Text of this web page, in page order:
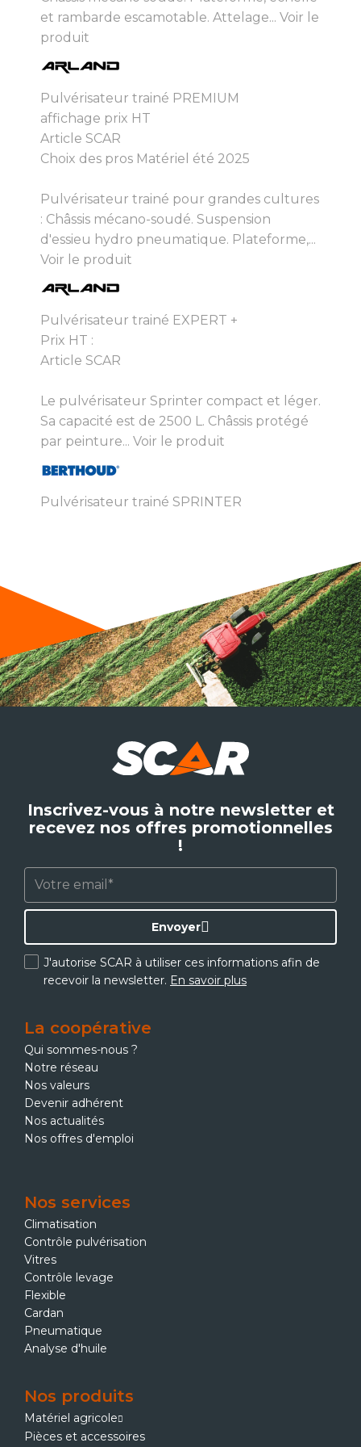
et rambarde escamotable. Attelage... Voir le
produit
Pulvérisateur trainé PREMIUM
affichage prix HT
Article SCAR
Choix des pros Matériel été 2025
Pulvérisateur trainé pour grandes cultures
: Châssis mécano-soudé. Suspension
d'essieu hydro pneumatique. Plateforme,...
Voir le produit
Pulvérisateur trainé EXPERT +
Prix HT :
Article SCAR
Le pulvérisateur Sprinter compact et léger.
Sa capacité est de 2500 L. Châssis protégé
par peinture... Voir le produit
Pulvérisateur trainé SPRINTER
Inscrivez-vous à notre newsletter et
recevez nos offres promotionnelles
!
J'autorise SCAR à utiliser ces informations afin de
recevoir la newsletter. En savoir plus
Envoyer
La coopérative
Qui sommes-nous ?
Notre réseau
Nos valeurs
Devenir adhérent
Nos actualités
Nos offres d'emploi
Nos services
Climatisation
Contrôle pulvérisation
Vitres
Contrôle levage
Flexible
Cardan
Pneumatique
Analyse d'huile
Nos produits
Matériel agricole
Pièces et accessoires